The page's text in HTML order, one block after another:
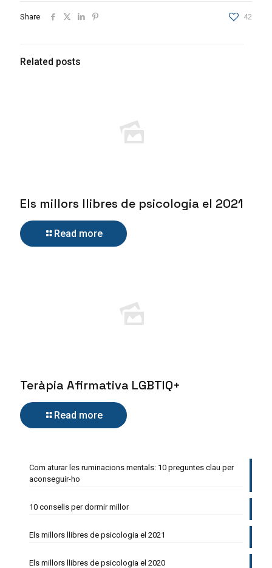
Share 42
Related posts
Els millors llibres de psicologia el 2021
Read more
Teràpia Afirmativa LGBTIQ+
Read more
Com aturar les ruminacions mentals: 10 preguntes clau per
aconseguir-ho
10 consells per dormir millor
Els millors llibres de psicologia el 2021
Els millors llibres de psicologia el 2020